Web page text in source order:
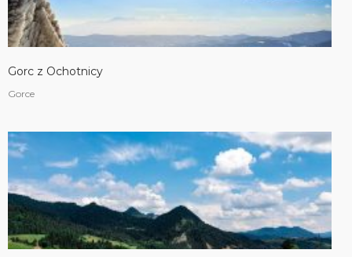
Gorc z Ochotnicy
Gorce